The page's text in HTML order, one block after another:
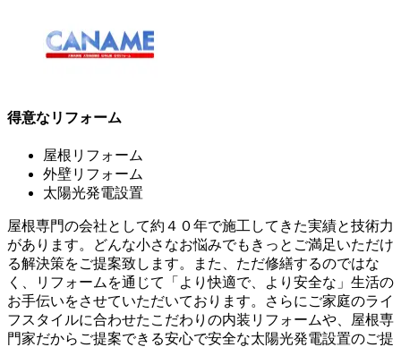
得意なリフォーム
屋根リフォーム
外壁リフォーム
太陽光発電設置
屋根専門の会社として約４０年で施工してきた実績と技術力
があります。どんな小さなお悩みでもきっとご満足いただけ
る解決策をご提案致します。また、ただ修繕するのではな
く、リフォームを通じて「より快適で、より安全な」生活の
お手伝いをさせていただいております。さらにご家庭のライ
フスタイルに合わせたこだわりの内装リフォームや、屋根専
門家だからご提案できる安心で安全な太陽光発電設置のご提